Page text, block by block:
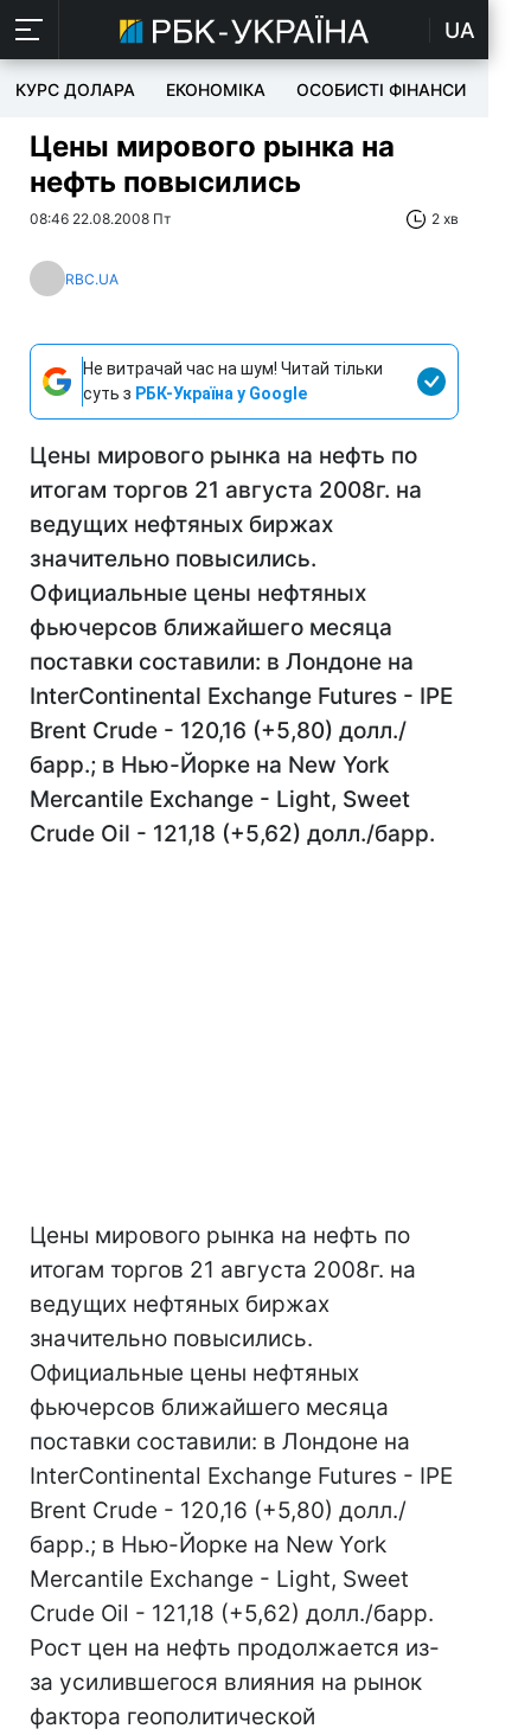
UA
КУРС ДОЛАРА ЕКОНОМІКА ОСОБИСТІ ФІНАНСИ
Цены мирового рынка на
нефть повысились
08:46 22.08.2008 Пт 2 хв
RBC.UA
Не витрачай час на шум! Читай тільки
суть з РБК-Україна у Google
Цены мирового рынка на нефть по
итогам торгов 21 августа 2008г. на
ведущих нефтяных биржах
значительно повысились.
Официальные цены нефтяных
фьючерсов ближайшего месяца
поставки составили: в Лондоне на
InterContinental Exchange Futures - IPE
Brent Crude - 120,16 (+5,80) долл./
барр.; в Нью-Йорке на New York
Mercantile Exchange - Light, Sweet
Crude Oil - 121,18 (+5,62) долл./барр.
Цены мирового рынка на нефть по
итогам торгов 21 августа 2008г. на
ведущих нефтяных биржах
значительно повысились.
Официальные цены нефтяных
фьючерсов ближайшего месяца
поставки составили: в Лондоне на
InterContinental Exchange Futures - IPE
Brent Crude - 120,16 (+5,80) долл./
барр.; в Нью-Йорке на New York
Mercantile Exchange - Light, Sweet
Crude Oil - 121,18 (+5,62) долл./барр.
Рост цен на нефть продолжается из-
за усилившегося влияния на рынок
фактора геополитической